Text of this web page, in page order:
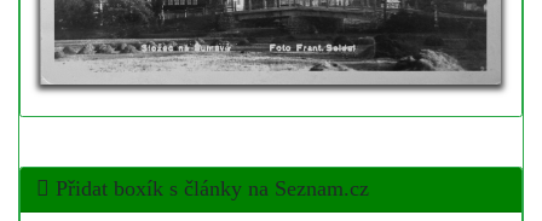
Přidat boxík s články na Seznam.cz